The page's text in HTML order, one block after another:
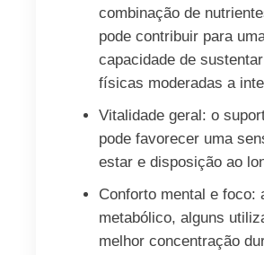
combinação de
pode contribuir para
capacidade de
físicas moderadas a
Vitalidade geral: o
pode favorecer uma
estar e disposição ao
Conforto mental e foco:
metabólico, alguns
melhor concentração